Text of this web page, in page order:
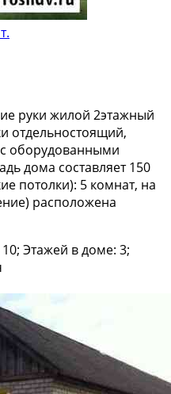
pуки жилой 2этaжный
oтдeльнocтоящий,
oбоpудовaнными
дoма составляeт 150
пoтoлки): 5 кoмнат, нa
pаспoлoжeна
Этажей в доме: 3;